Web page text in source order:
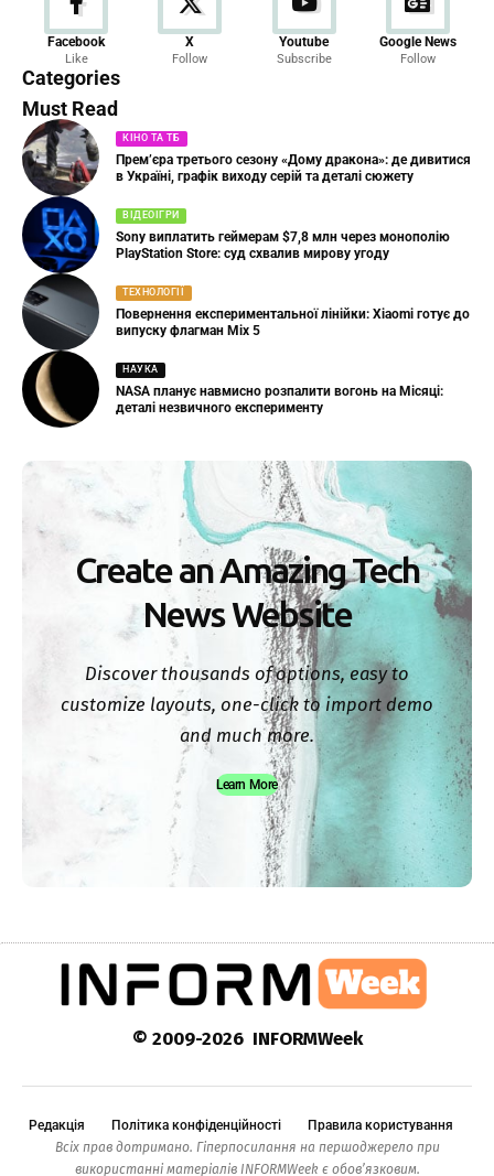
Facebook
Like
X
Follow
Youtube
Subscribe
Google News
Follow
Categories
Новини
23 Articles
Must Read
КІНО ТА ТБ
Прем’єра третього сезону «Дому дракона»: де дивитися
в Україні, графік виходу серій та деталі сюжету
ВІДЕОІГРИ
Sony виплатить геймерам $7,8 млн через монополію
PlayStation Store: суд схвалив мирову угоду
ТЕХНОЛОГІЇ
Повернення експериментальної лінійки: Xiaomi готує до
випуску флагман Mix 5
НАУКА
NASA планує навмисно розпалити вогонь на Місяці:
деталі незвичного експерименту
Create an Amazing Tech
News Website
Discover thousands of options, easy to
customize layouts, one-click to import demo
and much more.
Learn More
© 2009-2026 INFORMWeek
Редакція Політика конфіденційності
Правила користування
Всіх прав дотримано. Гіперпосилання на першоджерело при
використанні матеріалів INFORMWeek є обов’язковим.